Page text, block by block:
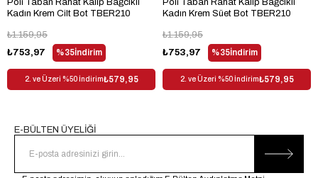
Dış Materyal Suni Deri
Desen Düz
Sezon Kış
Kadın Krem Cilt Bot TBER210
%35İndirim
₺753,97
₺1.159,95
2. ve Üzeri %50 İndirim₺579,95
Kadın Krem Süet Bot TBER210
%35İndirim
₺753,97
₺1.159,95
2. ve Üzeri %50 İndirim₺579,95
E-BÜLTEN ÜYELİĞİ